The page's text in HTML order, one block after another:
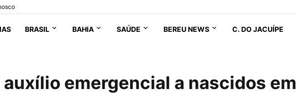
BRASIL BAHIA SAÚDE BEREU NEWS C. DO JACUÍPE
auxílio emergencial a nascidos em